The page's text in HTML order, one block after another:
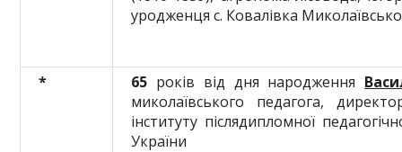
уродженця с. Ковалівка
* 65 років від дня народження
миколаївського педагога,
інституту післядипломної
України